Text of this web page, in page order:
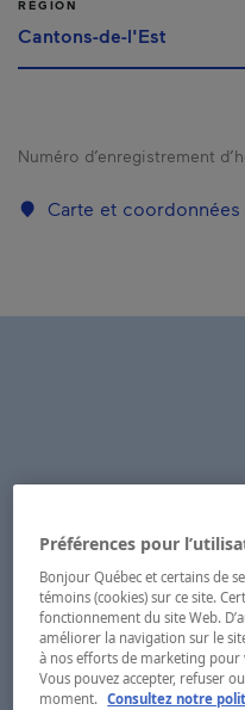
RÉGION
Cantons-de-l'Est
Numéro d’enregistrement
Carte et coordonnées
Préférences pour
Bonjour Québec et certains de
témoins (cookies) sur ce site.
fonctionnement du site Web.
améliorer la navigation sur le
à nos efforts de marketing
Vous pouvez accepter, refuser
moment. Consultez notre